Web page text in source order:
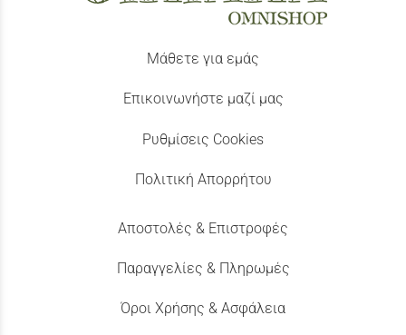
Μάθετε για εμάς
Επικοινωνήστε μαζί μας
Ρυθμίσεις Cookies
Πολιτική Απορρήτου
Αποστολές & Επιστροφές
Παραγγελίες & Πληρωμές
Όροι Χρήσης & Ασφάλεια